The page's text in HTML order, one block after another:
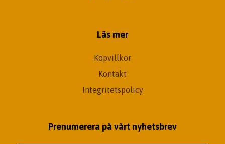
Läs mer
Köpvillkor
Kontakt
Integritetspolicy
Prenumerera på vårt nyhetsbrev